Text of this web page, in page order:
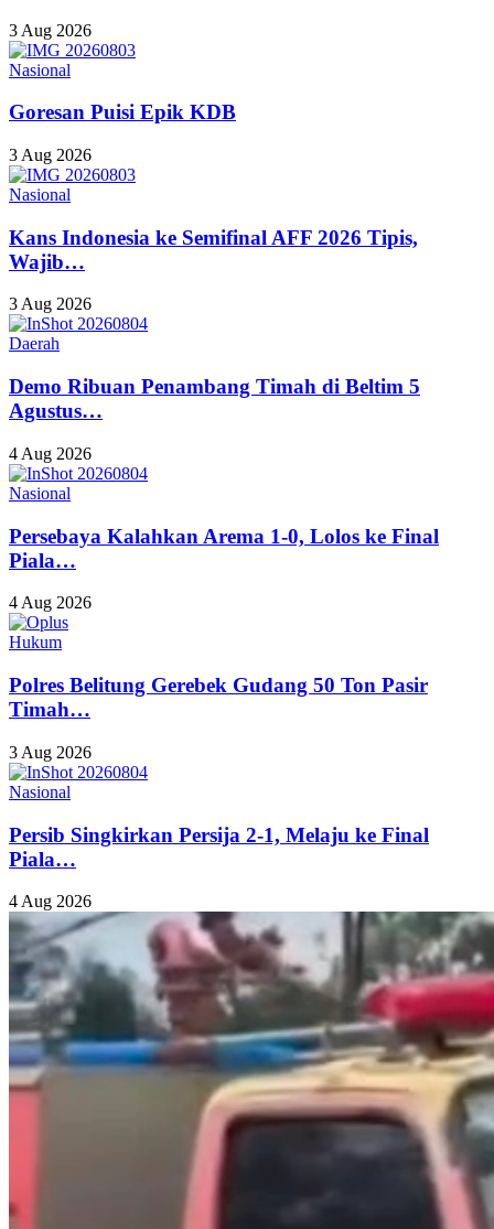
3 Aug 2026
Nasional
Goresan Puisi Epik KDB
3 Aug 2026
Nasional
Kans Indonesia ke Semifinal AFF 2026 Tipis,
Wajib…
3 Aug 2026
Daerah
Demo Ribuan Penambang Timah di Beltim 5
Agustus…
4 Aug 2026
Nasional
Persebaya Kalahkan Arema 1-0, Lolos ke Final
Piala…
4 Aug 2026
Hukum
Polres Belitung Gerebek Gudang 50 Ton Pasir
Timah…
3 Aug 2026
Nasional
Persib Singkirkan Persija 2-1, Melaju ke Final
Piala…
4 Aug 2026